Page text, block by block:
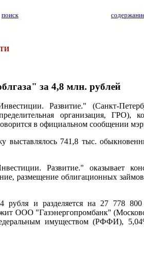
поиск
за 4,8 млн. рублей
Развитие." (Санкт-
организация, ГРО),
в официальном сообщении
741,8 тыс.
Развитие." оказывает
размещение облигационных
рубля и разделяется на 27 778
ООО "Газэнергопромбанк"
имуществом (РФФИ),